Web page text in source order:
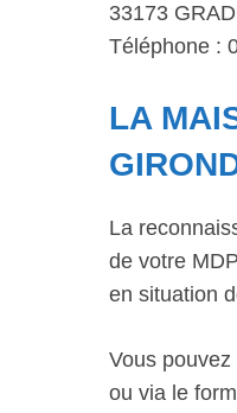
33173
Téléphone :
LA
La
de votre
en situation
Vous pouvez
ou via le